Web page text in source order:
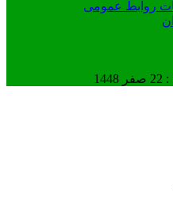
روابط عمومی